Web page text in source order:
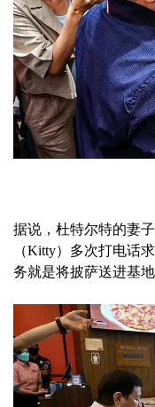
据说，杜特尔特的妻
（Kitty）多次打电话
务就是将披萨送进基